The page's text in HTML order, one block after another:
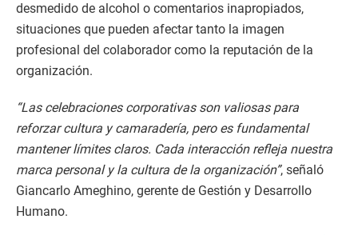
desmedido de alcohol o comentarios inapropiados,
situaciones que pueden afectar tanto la imagen
profesional del colaborador como la reputación de la
organización.
“Las celebraciones corporativas son valiosas para
reforzar cultura y camaradería, pero es fundamental
mantener límites claros. Cada interacción refleja nuestra
marca personal y la cultura de la organización”, señaló
Giancarlo Ameghino, gerente de Gestión y Desarrollo
Humano.